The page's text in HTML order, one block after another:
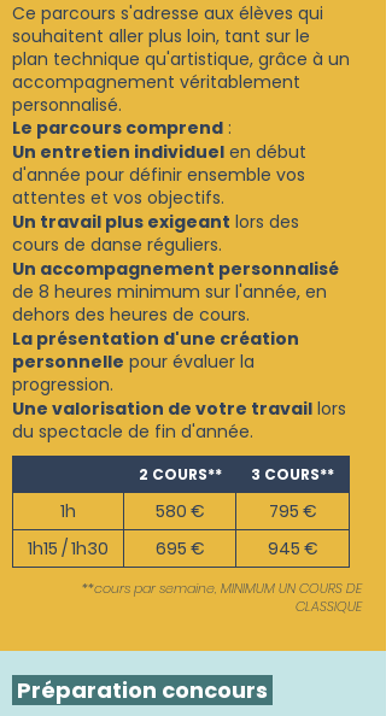
Ce parcours s'adresse aux élèves qui
souhaitent aller plus loin, tant sur le
plan technique qu'artistique, grâce à un
accompagnement véritablement
personnalisé.
Le parcours comprend :
Un entretien individuel en début
d'année pour définir ensemble vos
attentes et vos objectifs.
Un travail plus exigeant lors des
cours de danse réguliers.
Un accompagnement personnalisé
de 8 heures minimum sur l'année, en
dehors des heures de cours.
La présentation d'une création
personnelle pour évaluer la
progression.
Une valorisation de votre travail lors
du spectacle de fin d'année.
2 COURS** 3 COURS**
1h 580 €
795 €
1h15 / 1h30
695 € 945 €
**cours par semaine, MINIMUM UN COURS DE
CLASSIQUE
Préparation concours